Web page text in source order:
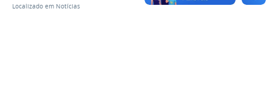
Localizado em Notícias